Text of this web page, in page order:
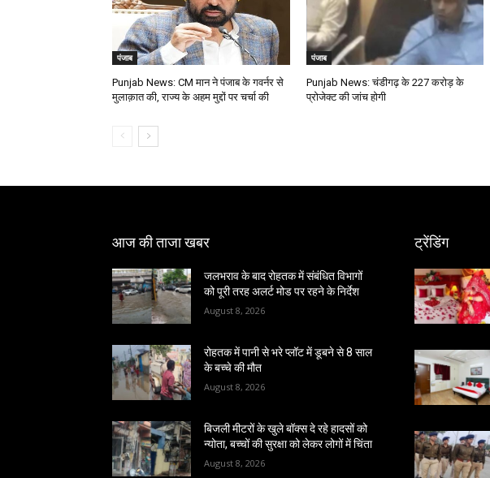
पंजाब
Punjab News: CM मान ने पंजाब के गवर्नर से
मुलाक़ात की, राज्य के अहम मुद्दों पर चर्चा की
पंजाब
Punjab News: चंडीगढ़ के ₹227 करोड़ के
प्रोजेक्ट की जांच होगी
आज की ताजा खबर
जलभराव के बाद रोहतक में संबंधित विभागों
को पूरी तरह अलर्ट मोड पर रहने के निर्देश
August 8, 2026
रोहतक में पानी से भरे प्लॉट में डूबने से 8 साल
के बच्चे की मौत
August 8, 2026
बिजली मीटरों के खुले बॉक्स दे रहे हादसों को
न्योता, बच्चों की सुरक्षा को लेकर लोगों में चिंता
August 8, 2026
ट्रेंडिंग